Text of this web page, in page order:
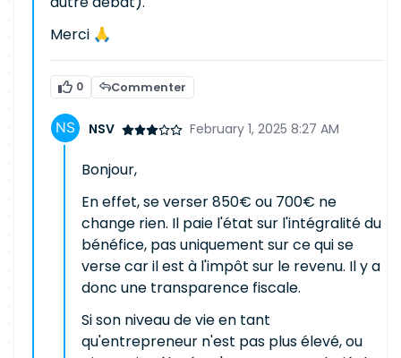
Merci 🙏
0 Commenter
NSV February 1, 2025 8:27 AM
Bonjour,
En effet, se verser 850€ ou 700€ ne
change rien. Il paie l'état sur l'intégralité du
bénéfice, pas uniquement sur ce qui se
verse car il est à l'impôt sur le revenu. Il y a
donc une transparence fiscale.
Si son niveau de vie en tant
qu'entrepreneur n'est pas plus élevé, ou